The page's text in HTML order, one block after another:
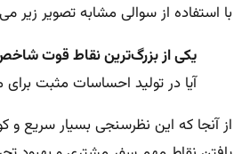
با استفاده از سوالی مشابه تصویر زیر می‌توانید این شاخص را
یکی از بزرگ‌ترین نقاط قوت
آیا در تولید احساسات مثبت
از آنجا که این نظرسنجی بسیار سریع